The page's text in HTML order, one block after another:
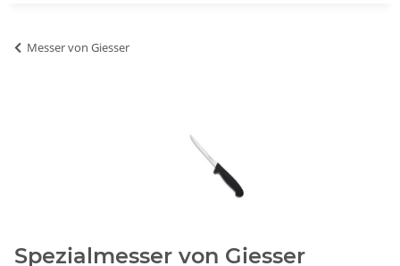
Messer von Giesser
Spezialmesser von Giesser